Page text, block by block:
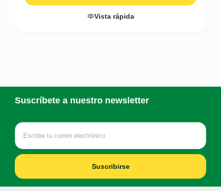
Vista rápida
Suscríbete a nuestro newsletter
Suscribirse